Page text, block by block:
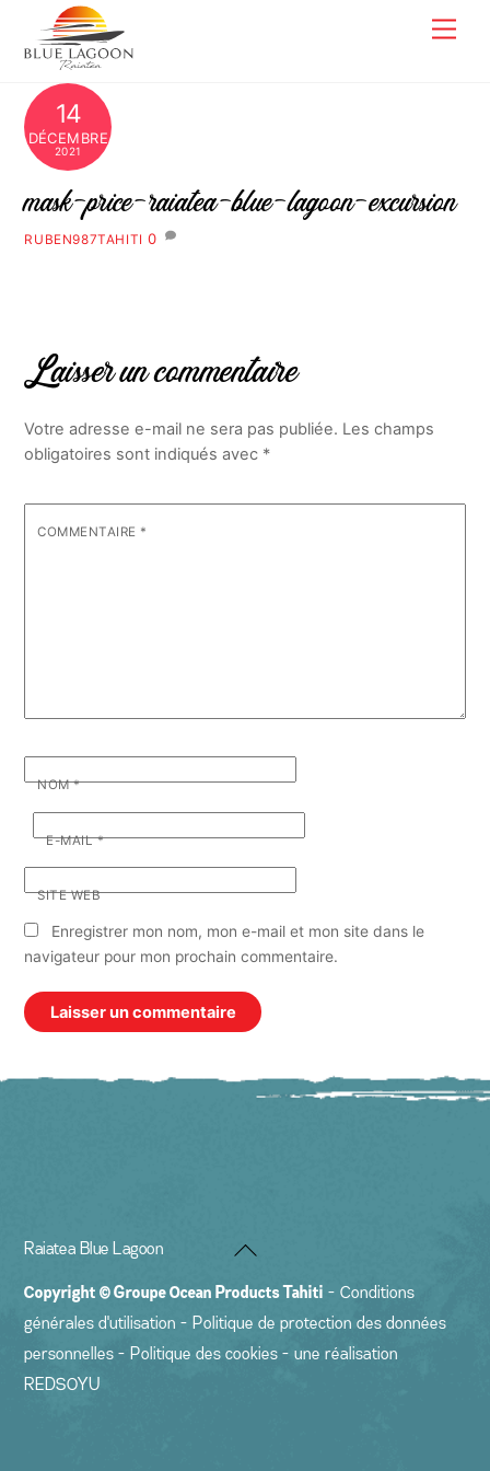
content
14
DÉCEMBRE
2021
mask-price-raiatea-blue-lagoon-excursion
RUBEN987TAHITI 0
Laisser un commentaire
Votre adresse e-mail ne sera pas publiée. Les champs
obligatoires sont indiqués avec *
COMMENTAIRE *
NOM*
E-MAIL*
SITE WEB
Enregistrer mon nom, mon e-mail et mon site dans le
navigateur pour mon prochain commentaire.
Back
Top
Raiatea Blue Lagoon
Copyright ©Groupe Ocean Products Tahiti -Conditions
générales d'utilisation - Politique de protection des données
personnelles - Politique des cookies - une réalisation
REDSOYU